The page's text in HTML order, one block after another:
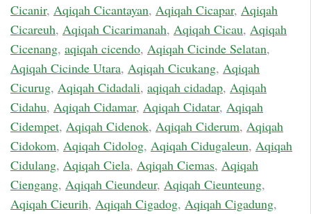
Cicanir, Aqiqah Cicantayan, Aqiqah Cicapar, Aqiqah
Cicareuh, Aqiqah Cicarimanah, Aqiqah Cicau, Aqiqah
Cicenang, aqiqah cicendo, Aqiqah Cicinde Selatan,
Aqiqah Cicinde Utara, Aqiqah Cicukang, Aqiqah
Cicurug, Aqiqah Cidadali, aqiqah cidadap, Aqiqah
Cidahu, Aqiqah Cidamar, Aqiqah Cidatar, Aqiqah
Cidempet, Aqiqah Cidenok, Aqiqah Ciderum, Aqiqah
Cidokom, Aqiqah Cidolog, Aqiqah Cidugaleun, Aqiqah
Cidulang, Aqiqah Ciela, Aqiqah Ciemas, Aqiqah
Ciengang, Aqiqah Cieundeur, Aqiqah Cieunteung,
Aqiqah Cieurih, Aqiqah Cigadog, Aqiqah Cigadung,